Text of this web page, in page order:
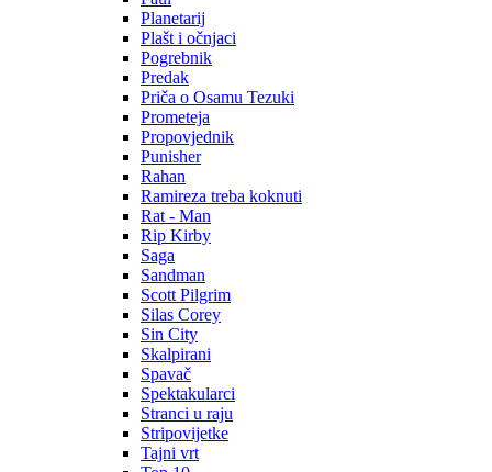
Planetarij
Plašt i očnjaci
Pogrebnik
Predak
Priča o Osamu Tezuki
Prometeja
Propovjednik
Punisher
Rahan
Ramireza treba koknuti
Rat - Man
Rip Kirby
Saga
Sandman
Scott Pilgrim
Silas Corey
Sin City
Skalpirani
Spavač
Spektakularci
Stranci u raju
Stripovijetke
Tajni vrt